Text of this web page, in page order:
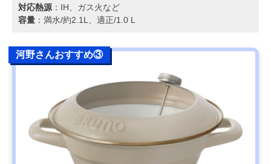
対応熱源 ：IH、ガス火など
容量 ：満水/約2.1L、適正/1.0 L
河野さんおすすめ③